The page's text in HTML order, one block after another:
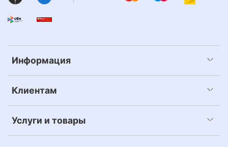
Информация
Клиентам
Услуги и товары